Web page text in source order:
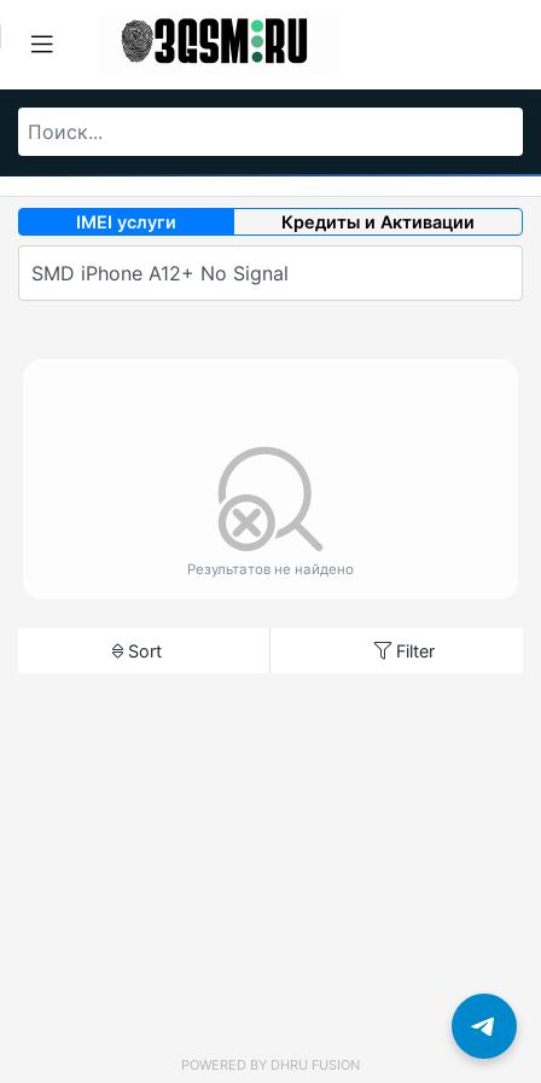
IMEI услуги Кредиты и Активации
Результатов не найдено
Sort Filter
POWERED BY DHRU FUSION